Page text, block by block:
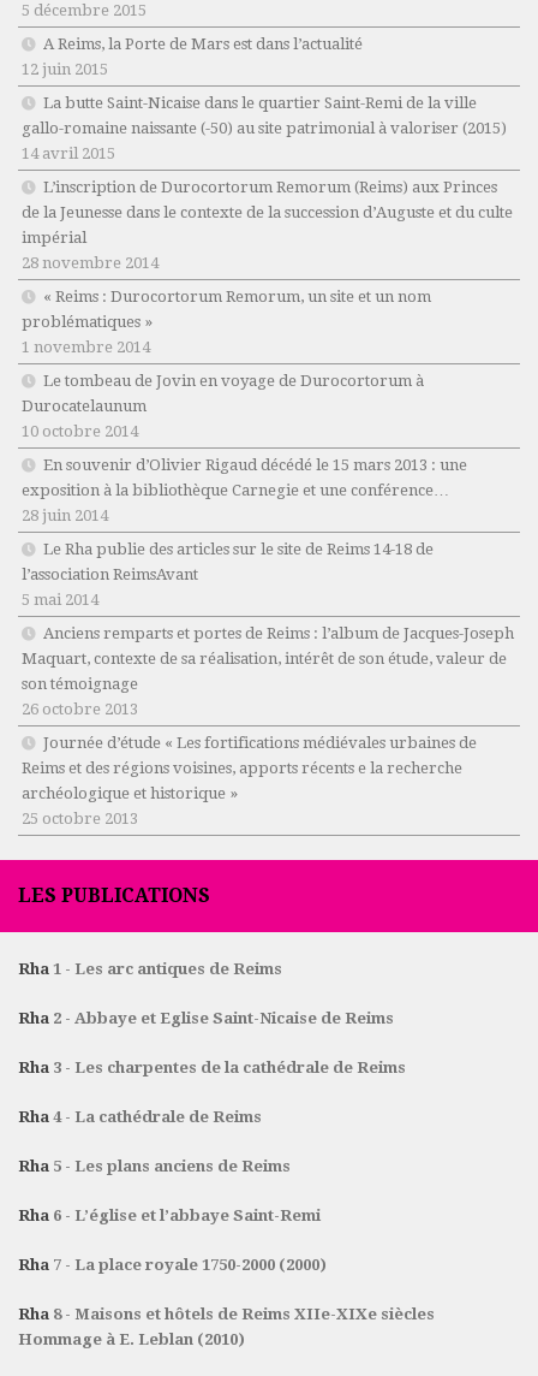
5 décembre 2015
A Reims, la Porte de Mars est dans l’actualité
12 juin 2015
La butte Saint-Nicaise dans le quartier Saint-Remi de la ville
gallo-romaine naissante (-50) au site patrimonial à valoriser (2015)
14 avril 2015
L’inscription de Durocortorum Remorum (Reims) aux Princes
de la Jeunesse dans le contexte de la succession d’Auguste et du culte
impérial
28 novembre 2014
« Reims : Durocortorum Remorum, un site et un nom
problématiques »
1 novembre 2014
Le tombeau de Jovin en voyage de Durocortorum à
Durocatelaunum
10 octobre 2014
En souvenir d’Olivier Rigaud décédé le 15 mars 2013 : une
exposition à la bibliothèque Carnegie et une conférence…
28 juin 2014
Le Rha publie des articles sur le site de Reims 14-18 de
l’association ReimsAvant
5 mai 2014
Anciens remparts et portes de Reims : l’album de Jacques-Joseph
Maquart, contexte de sa réalisation, intérêt de son étude, valeur de
son témoignage
26 octobre 2013
Journée d’étude « Les fortifications médiévales urbaines de
Reims et des régions voisines, apports récents e la recherche
archéologique et historique »
25 octobre 2013
LES PUBLICATIONS
Rha 1 - Les arc antiques de Reims
Rha 2 - Abbaye et Eglise Saint-Nicaise de Reims
Rha 3 - Les charpentes de la cathédrale de Reims
Rha 4 - La cathédrale de Reims
Rha 5 - Les plans anciens de Reims
Rha 6 - L’église et l’abbaye Saint-Remi
Rha 7 - La place royale 1750-2000 (2000)
Rha 8 - Maisons et hôtels de Reims XIIe-XIXe siècles
Hommage à E. Leblan (2010)